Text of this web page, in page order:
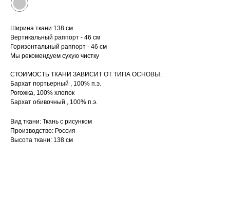
Ширина ткани 138 см
Вертикальный раппорт - 46 см
Горизонтальный раппорт - 46 см
Мы рекомендуем сухую чистку
СТОИМОСТЬ ТКАНИ ЗАВИСИТ ОТ ТИПА ОСНОВЫ:
Бархат портьерный , 100% п.э.
Рогожка, 100% хлопок
Бархат обивочный , 100% п.э.
Вид ткани: Ткань с рисунком
Производство: Россия
Высота ткани: 138 см